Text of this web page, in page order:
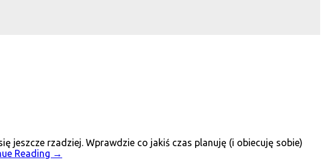
jeszcze rzadziej. Wprawdzie co jakiś czas planuję (i obiecuję sobie)
Reading →